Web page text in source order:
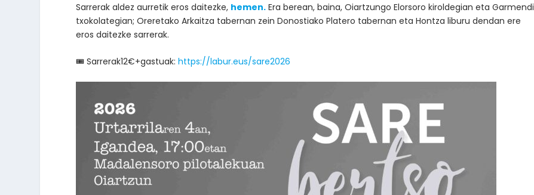
Sarrerak aldez aurretik eros daitezke, hemen. Era berean, baina, Oiartzungo Elorsoro kiroldegian eta Garmendi
txokolategian; Oreretako Arkaitza tabernan zein Donostiako Platero tabernan eta Hontza liburu dendan ere
eros daitezke sarrerak.
🎟 Sarrerak12€+gastuak:https://labur.eus/sare2026